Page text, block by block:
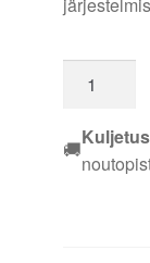
DN
25
🚚